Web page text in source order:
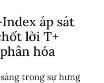
áp sát
lời T+
hóa
trong sự hưng